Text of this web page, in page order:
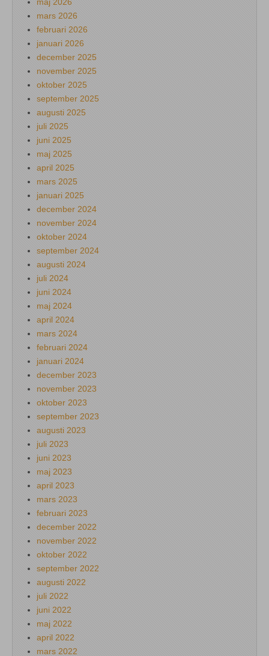
mars 2026
februari 2026
januari 2026
december 2025
november 2025
oktober 2025
september 2025
augusti 2025
juli 2025
juni 2025
maj 2025
april 2025
mars 2025
januari 2025
december 2024
november 2024
oktober 2024
september 2024
augusti 2024
juli 2024
juni 2024
maj 2024
april 2024
mars 2024
februari 2024
januari 2024
december 2023
november 2023
oktober 2023
september 2023
augusti 2023
juli 2023
juni 2023
maj 2023
april 2023
mars 2023
februari 2023
december 2022
november 2022
oktober 2022
september 2022
augusti 2022
juli 2022
juni 2022
maj 2022
april 2022
mars 2022